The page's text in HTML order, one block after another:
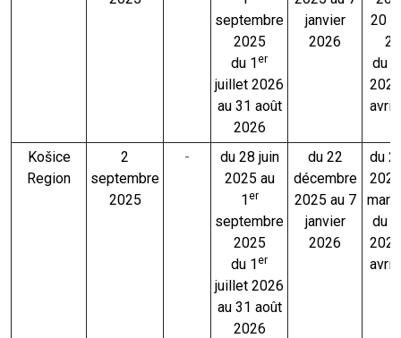
septembre
2025
du 1er
juillet 2026
au 31 août
2026
janvier
2026
20
du
avril
Košice
Region
2
septembre
2025
-
du 28 juin
2025 au
1er
septembre
2025
du 1er
juillet 2026
au 31 août
2026
du 22
décembre
2025 au 7
janvier
2026
du 2
du
avril